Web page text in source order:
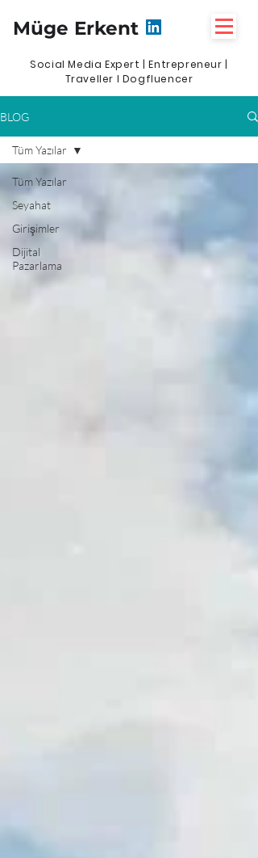
Müge Erkent
Social Media Expert | Entrepreneur |
Traveller I Dogfluencer
BLOG
Tüm Yazılar
Seyahat
Girişimler
Dijital
Pazarlama
Tüm Yazılar